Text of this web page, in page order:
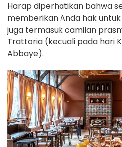
Harap diperhatikan bahwa
memberikan Anda hak untuk
juga termasuk camilan
Trattoria (kecuali pada hari
Abbaye).